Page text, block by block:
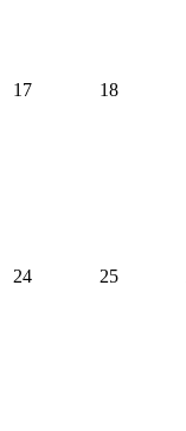
17 18
24 25